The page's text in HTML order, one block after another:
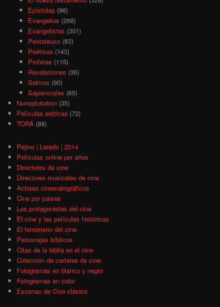
Epístolas (96)
Evangelios (268)
Evangelistas (301)
Pentateuco(83)
Poéticos (143)
Profetas (115)
Revelaciones (36)
Salmos (90)
Sapienciales (65)
Nunsploitation (35)
Películas eróticas (72)
TORÁ (88)
Pejino | Laredo | 2014
Películas online por años
Directores de cine
Directores musicales de cine
Actores cinematográficos
Cine por paises
Los protagonistas del cine
El cine y las películas históricas
El fenómeno del cine
Personajes bíblicos
Citas de la biblia en el cine
Colección de carteles de cine
Fotogramas en blanco y negro
Fotogramas en color
Escenas de Cine clásico